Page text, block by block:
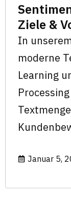
Ziele &
In
moderne
Learning
Januar 5,